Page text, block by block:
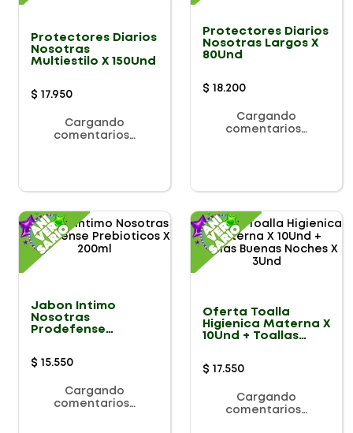
Protectores Diarios
Nosotras
Multiestilo X 150Und
$ 17.950
Cargando
comentarios…
Protectores Diarios
Nosotras Largos X
80Und
$ 18.200
Cargando
comentarios…
Jabon Intimo
Nosotras
Prodefense
$ 15.550
Cargando
comentarios…
Oferta Toalla
Higienica Materna X
10Und + Toallas
$ 17.550
Cargando
comentarios…